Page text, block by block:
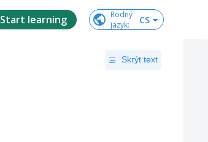
Start learning
Rodný
jazyk: CS
Skrýt text